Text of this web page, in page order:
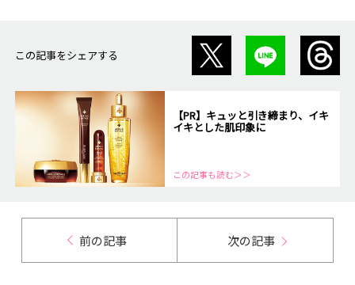
この記事をシェアする
【PR】キュッと引き締まり、イキ
イキとした肌印象に
この記事も読む＞＞
前の記事 次の記事